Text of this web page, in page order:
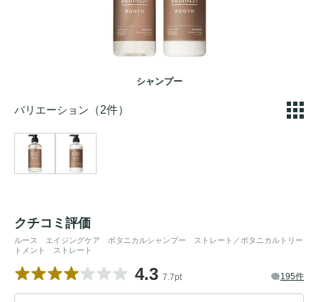
シャンプー
バリエーション （2件）
クチコミ評価
ルース エイジングケア ボタニカルシャンプー ストレート／ボタニカルトリー
トメント ストレート
4.3 7.7pt 195件